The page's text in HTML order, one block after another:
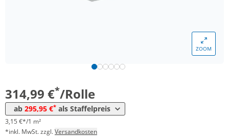
ZOOM
314,99 €*/Rolle
ab 295,95 €* als Staffelpreis
3,15 €*/1 m²
*inkl. MwSt. zzgl.Versandkosten